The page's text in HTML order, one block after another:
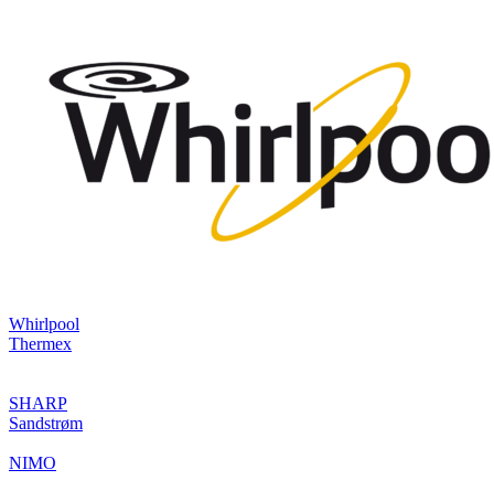
Whirlpool
Thermex
SHARP
Sandstrøm
NIMO